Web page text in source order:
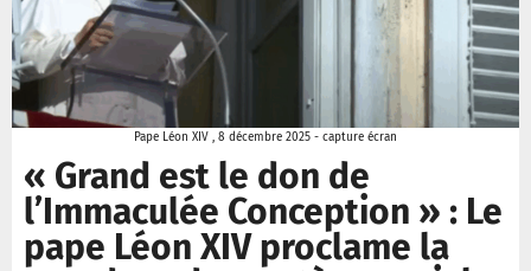
Pape Léon XIV , 8 décembre 2025 - capture écran
« Grand est le don de
l’Immaculée Conception » : Le
pape Léon XIV proclame la